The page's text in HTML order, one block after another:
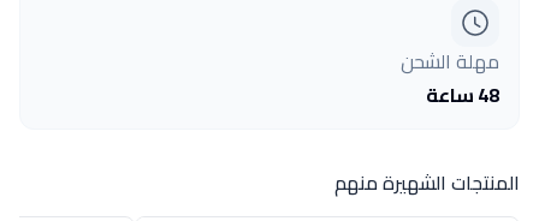
مهلة الشحن
48 ساعة
المنتجات الشهيرة منهم